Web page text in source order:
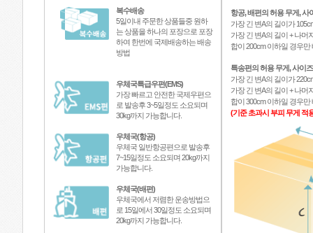
복수배송
5일이내 주문한 상품들중 원하
는 상품을 하나의 포장으로 포장
하여 한번에 국제배송하는 배송
방법
우체국특급우편(EMS)
가장 빠르고 안전한 국제우편으
로 발송후 3~5일정도 소요되며
30kg까지 가능합니다.
우체국(항공)
우체국 일반항공편으로 발송후
7~15일정도 소요되며 20kg까지
가능합니다.
우체국(배편)
우체국에서 저렴한 운송방법으
로 15일에서 30일정도 소요되며
20kg까지 가능합니다.
항공, 배편의 허용 무게, 사
가장 긴 변A의 길이가
가장 긴 변A의 길이 + 나머
합이 200cm 이하일 경우만
특송편의 허용 무게, 사이즈
가장 긴 변A의 길이가
가장 긴 변A의 길이 + 나머
합이 300cm 이하일 경우만
(기준 초과시 부피 무게 적